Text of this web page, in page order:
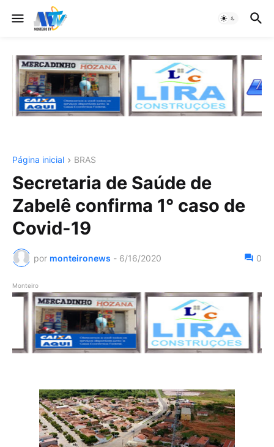
Página inicial BRAS
Secretaria de Saúde de
Zabelê confirma 1° caso de
Covid-19
por monteironews - 6/16/2020 0
Monteiro